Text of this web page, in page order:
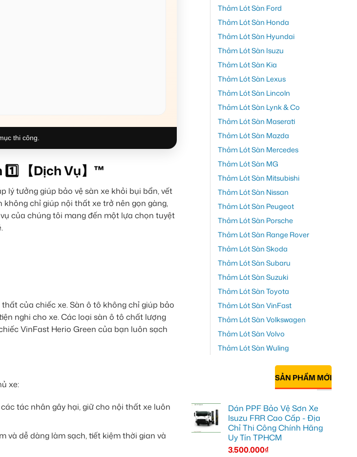
thi công.
1️⃣ 【Dịch Vụ】™
lý tưởng giúp bảo vệ sàn xe khỏi bụi bẩn, vết
chỉ giúp nội thất xe trở nên gọn gàng,
của chúng tôi mang đến một lựa chọn tuyệt
của chiếc xe. Sàn ô tô không chỉ giúp bảo
nghi cho xe. Các loại sàn ô tô chất lượng
VinFast Herio Green của bạn luôn sạch
xe:
tác nhân gây hại, giữ cho nội thất xe luôn
và dễ dàng làm sạch, tiết kiệm thời gian và
Thảm Lót Sàn Ford
Thảm Lót Sàn Honda
Thảm Lót Sàn Hyundai
Thảm Lót Sàn Isuzu
Thảm Lót Sàn Kia
Thảm Lót Sàn Lexus
Thảm Lót Sàn Lincoln
Thảm Lót Sàn Lynk & Co
Thảm Lót Sàn Maserati
Thảm Lót Sàn Mazda
Thảm Lót Sàn Mercedes
Thảm Lót Sàn MG
Thảm Lót Sàn Mitsubishi
Thảm Lót Sàn Nissan
Thảm Lót Sàn Peugeot
Thảm Lót Sàn Porsche
Thảm Lót Sàn Range Rover
Thảm Lót Sàn Skoda
Thảm Lót Sàn Subaru
Thảm Lót Sàn Suzuki
Thảm Lót Sàn Toyota
Thảm Lót Sàn VinFast
Thảm Lót Sàn Volkswagen
Thảm Lót Sàn Volvo
Thảm Lót Sàn Wuling
SẢN PHẨM MỚI
Dán PPF Bảo Vệ Sơn Xe
Isuzu FRR Cao Cấp - Địa
Chỉ Thi Công Chính Hãng
Uy Tín TPHCM
3.500.000₫